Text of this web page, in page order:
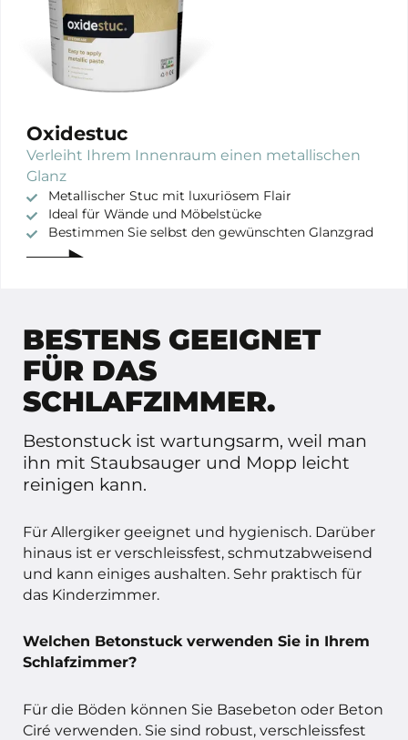
Oxidestuc
Verleiht Ihrem Innenraum einen metallischen
Glanz
Metallischer Stuc mit luxuriösem Flair
Ideal für Wände und Möbelstücke
Bestimmen Sie selbst den gewünschten Glanzgrad
BESTENS GEEIGNET
FÜR DAS
SCHLAFZIMMER.
Bestonstuck ist wartungsarm, weil man
ihn mit Staubsauger und Mopp leicht
reinigen kann.
Für Allergiker geeignet und hygienisch. Darüber
hinaus ist er verschleissfest, schmutzabweisend
und kann einiges aushalten. Sehr praktisch für
das Kinderzimmer.
Welchen Betonstuck verwenden Sie in Ihrem
Schlafzimmer?
Für die Böden können Sie Basebeton oder Beton
Ciré verwenden. Sie sind robust, verschleissfest